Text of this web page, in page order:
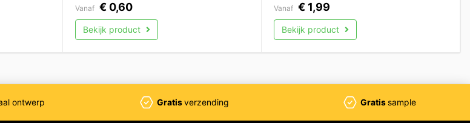
Vanaf € 0,60
Bekijk product
Vanaf € 1,99
Bekijk product
ontwerp Gratisverzending Gratissample